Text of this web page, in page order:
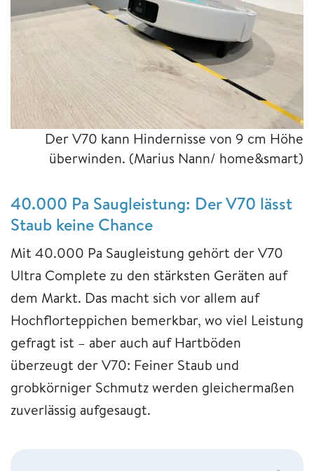
Der V70 kann Hindernisse von 9 cm Höhe
überwinden. (Marius Nann/ home&smart)
40.000 Pa Saugleistung: Der V70 lässt
Staub keine Chance
Mit 40.000 Pa Saugleistung gehört der V70
Ultra Complete zu den stärksten Geräten auf
dem Markt. Das macht sich vor allem auf
Hochflorteppichen bemerkbar, wo viel Leistung
gefragt ist – aber auch auf Hartböden
überzeugt der V70: Feiner Staub und
grobkörniger Schmutz werden gleichermaßen
zuverlässig aufgesaugt.